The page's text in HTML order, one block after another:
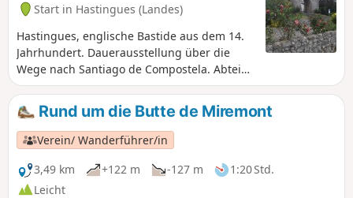
Start in Hastingues (Landes)
Hastingues, englische Bastide aus dem 14.
Jahrhundert. Dauerausstellung über die
Wege nach Santiago de Compostela. Abtei
von Arthous aus dem 12. Jahrhundert,
Museum zur Entdeckung des Kulturerbes
des Pays d'Orthe. Daten: Département
Landes – Pays d'Orthe et de Pouillon –
Hastingues Kulturerbe-Route 5.4.
Rund um die Butte de Miremont
Verein/ Wanderführer/in
3,49 km
+122 m -127 m
1:20 Std.
Leicht